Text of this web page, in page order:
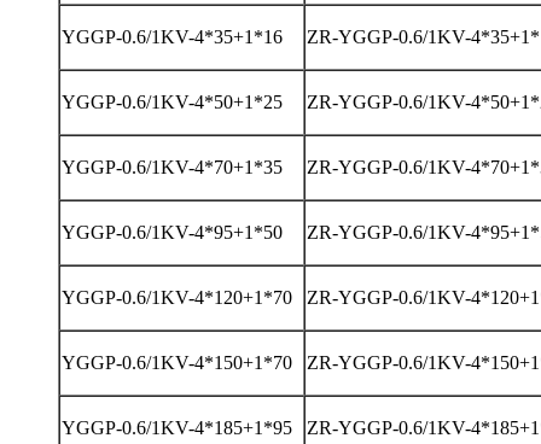
YGGP-0.6/1KV-4*35+1*16 ZR-YGGP-0.6/1KV-
YGGP-0.6/1KV-4*50+1*25 ZR-YGGP-0.6/1KV-
YGGP-0.6/1KV-4*70+1*35 ZR-YGGP-0.6/1KV-
YGGP-0.6/1KV-4*95+1*50 ZR-YGGP-0.6/1KV-
YGGP-0.6/1KV-4*120+1*70 ZR-YGGP-0.6/1KV-
YGGP-0.6/1KV-4*150+1*70 ZR-YGGP-0.6/1KV-
YGGP-0.6/1KV-4*185+1*95 ZR-YGGP-0.6/1KV-